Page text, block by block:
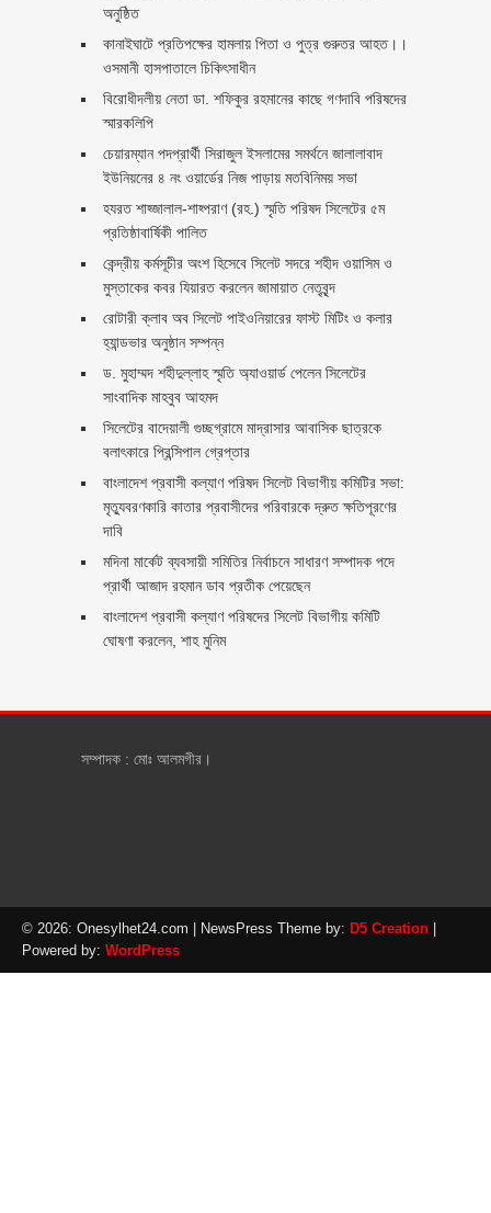
অনুষ্ঠিত
কানাইঘাটে প্রতিপক্ষের হামলায় পিতা ও পুত্র গুরুতর আহত।।
ওসমানী হাসপাতালে চিকিৎসাধীন
বিরোধীদলীয় নেতা ডা. শফিকুর রহমানের কাছে গণদাবি পরিষদের
স্মারকলিপি ‎
চেয়ারম্যান পদপ্রার্থী সিরাজুল ইসলামের সমর্থনে জালালাবাদ
ইউনিয়নের ৪ নং ওয়ার্ডের নিজ পাড়ায় মতবিনিময় সভা
হযরত শাহ্জালাল-শাহ্পরাণ (রহ.) স্মৃতি পরিষদ সিলেটের ৫ম
প্রতিষ্ঠাবার্ষিকী পালিত ‎​
কেন্দ্রীয় কর্মসূচীর অংশ হিসেবে সিলেট সদরে শহীদ ওয়াসিম ও
মুস্তাকের কবর যিয়ারত করলেন জামায়াত নেতৃবৃন্দ ‎
রোটারী ক্লাব অব সিলেট পাইওনিয়ারের ফাস্ট মিটিং ও কলার
হ্যান্ডভার অনুষ্ঠান সম্পন্ন
ড. মুহাম্মদ শহীদুল্লাহ স্মৃতি অ্যাওয়ার্ড পেলেন সিলেটের
সাংবাদিক মাহবুব আহমদ
সিলেটের বাদেয়ালী গুচ্ছগ্রামে মাদ্রাসার আবাসিক ছাত্রকে
বলাৎকারে প্রিন্সিপাল গ্রেপ্তার ‎
বাংলাদেশ প্রবাসী কল্যাণ পরিষদ সিলেট বিভাগীয় কমিটির সভা:
মৃত্যুবরণকারি কাতার প্রবাসীদের পরিবারকে দ্রুত ক্ষতিপূরণের
দাবি
মদিনা মার্কেট ব্যবসায়ী সমিতির নির্বাচনে সাধারণ সম্পাদক পদে
প্রার্থী আজাদ রহমান ডাব প্রতীক পেয়েছেন ‎
‎বাংলাদেশ প্রবাসী কল্যাণ পরিষদের সিলেট বিভাগীয় কমিটি
ঘোষণা করলেন, শাহ মুনিম
সম্পাদক : মোঃ আলমগীর।
© 2026: Onesylhet24.com | NewsPress Theme by: D5 Creation
Powered by: WordPress